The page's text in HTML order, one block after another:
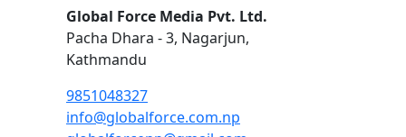
Global Force Media Pvt. Ltd.
Pacha Dhara - 3, Nagarjun,
Kathmandu
9851048327
info@globalforce.com.np